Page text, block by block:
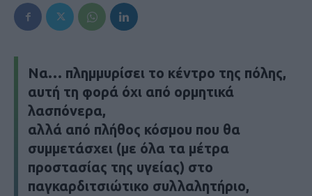
Να… πλημμυρίσει το κέντρο της πόλης,
αυτή τη φορά όχι από ορμητικά
λασπόνερα,
αλλά από πλήθος κόσμου που θα
συμμετάσχει (με όλα τα μέτρα
προστασίας της υγείας) στο
παγκαρδιτσιώτικο συλλαλητήριο,